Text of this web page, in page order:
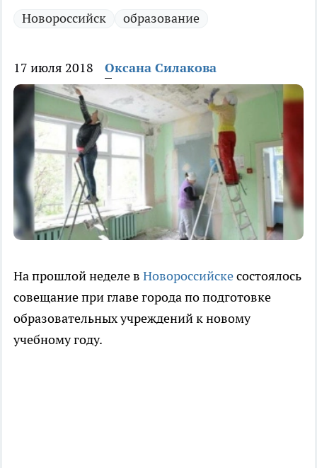
Новороссийск образование
17 июля 2018 Оксана Силакова
На прошлой неделе в Новороссийскесостоялось
совещание при главе города по подготовке
образовательных учреждений к новому
учебному году.